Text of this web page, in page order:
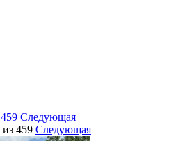
459 Следующая
из 459 Следующая